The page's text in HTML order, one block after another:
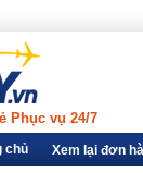
Phục vụ 24/7
chủ Xem lại đơn